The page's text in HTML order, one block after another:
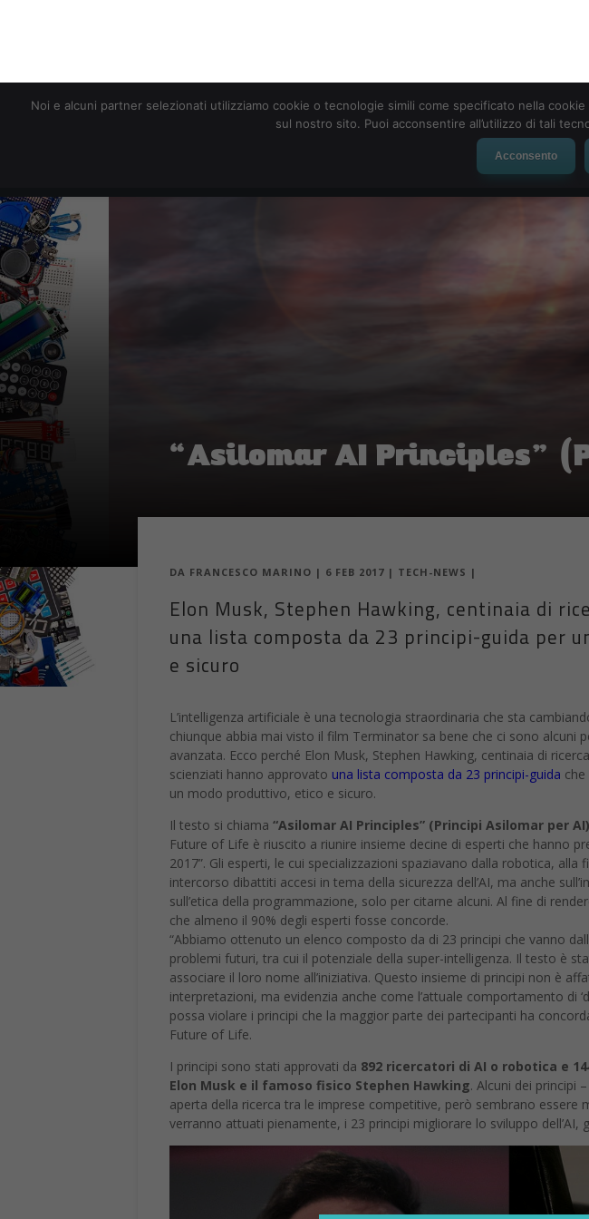
“Asilomar AI Principles”
Elon Musk, Stephen Hawking, centinaia di
e sicuro
L’intelligenza artificiale è una tecnologia straordinaria che sta
chiunque abbia mai visto il film Terminator sa bene che ci sono alcuni
avanzata. Ecco perché Elon Musk, Stephen Hawking, centinaia di
un modo produttivo, etico e sicuro.
Il testo si chiama“Asilomar AI Principles” (Principi Asilomar per AI)
Future of Life è riuscito a riunire insieme decine di esperti che hanno
2017”. Gli esperti, le cui specializzazioni spaziavano dalla robotica, alla
intercorso dibattiti accesi in tema della sicurezza dell’AI, ma anche
sull’etica della programmazione, solo per citarne alcuni. Al fine di
che almeno il 90% degli esperti fosse concorde.
“Abbiamo ottenuto un elenco composto da di 23 principi che vanno
problemi futuri, tra cui il potenziale della super-intelligenza. Il testo è
associare il loro nome all’iniziativa. Questo insieme di principi non è
interpretazioni, ma evidenzia anche come l’attuale comportamento di
possa violare i principi che la maggior parte dei partecipanti ha
Future of Life.
I principi sono stati approvati da892 ricercatori di AI o robotica e
Elon Musk e il famoso fisico Stephen Hawking. Alcuni dei principi
aperta della ricerca tra le imprese competitive, però sembrano essere
verranno attuati pienamente, i 23 principi migliorare lo sviluppo dell’AI,